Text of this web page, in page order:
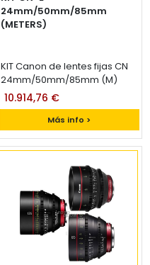
24mm/50mm/85mm
(METERS)
KIT Canon de lentes fijas CN
24mm/50mm/85mm (M)
Más info >
10.914,76 €